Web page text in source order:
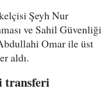
Şeyh Nur
ve Sahil Güvenliği
Omar ile üst
aldı.
transferi